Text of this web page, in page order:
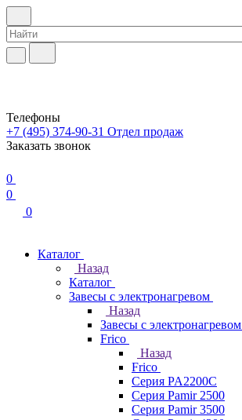
Телефоны
+7 (495) 374-90-31 Отдел продаж
Заказать звонок
0
0
0
Каталог
Назад
Каталог
Завесы с электронагревом
Назад
Завесы с электронагревом
Frico
Назад
Frico
Серия PA2200C
Серия Pamir 2500
Серия Pamir 3500